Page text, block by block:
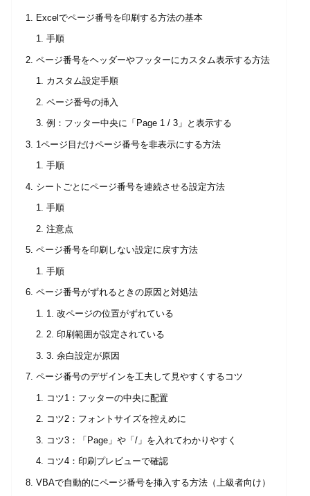
Excelでページ番号を印刷する方法の基本
手順
ページ番号をヘッダーやフッターにカスタム表示する方法
カスタム設定手順
ページ番号の挿入
例：フッター中央に「Page 1 / 3」と表示する
1ページ目だけページ番号を非表示にする方法
手順
シートごとにページ番号を連続させる設定方法
手順
注意点
ページ番号を印刷しない設定に戻す方法
手順
ページ番号がずれるときの原因と対処法
1. 改ページの位置がずれている
2. 印刷範囲が設定されている
3. 余白設定が原因
ページ番号のデザインを工夫して見やすくするコツ
コツ1：フッターの中央に配置
コツ2：フォントサイズを控えめに
コツ3：「Page」や「/」を入れてわかりやすく
コツ4：印刷プレビューで確認
VBAで自動的にページ番号を挿入する方法（上級者向け）